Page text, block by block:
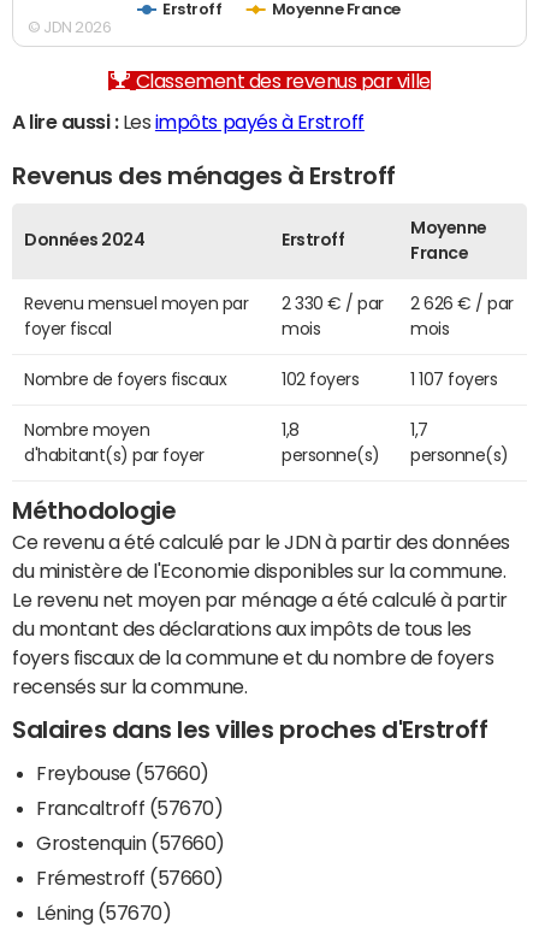
Erstroff Moyenne France
© JDN 2026
Classement des revenus par ville
A lire aussi :Les impôts payés à Erstroff
Revenus des ménages à Erstroff
Données 2024 Erstroff
Moyenne
France
Revenu mensuel moyen par
foyer fiscal
2 330 € / par
mois
2 626 € / par
mois
Nombre de foyers fiscaux 102 foyers 1 107 foyers
Nombre moyen
d'habitant(s) par foyer
1,8
personne(s)
1,7
personne(s)
Méthodologie
Ce revenu a été calculé par le JDN à partir des données
du ministère de l'Economie disponibles sur la commune.
Le revenu net moyen par ménage a été calculé à partir
du montant des déclarations aux impôts de tous les
foyers fiscaux de la commune et du nombre de foyers
recensés sur la commune.
Salaires dans les villes proches d'Erstroff
Freybouse (57660)
Francaltroff (57670)
Grostenquin (57660)
Frémestroff (57660)
Léning (57670)